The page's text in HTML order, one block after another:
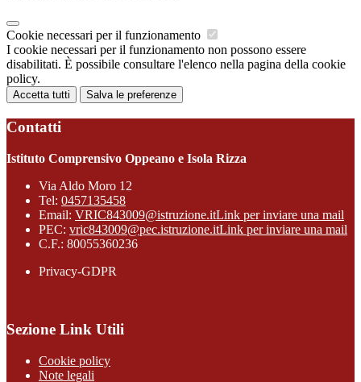
Cookie necessari per il funzionamento
I cookie necessari per il funzionamento non possono essere
disabilitati. È possibile consultare l'elenco nella pagina della cookie
policy.
Accetta tutti Salva le preferenze
Contatti
Istituto Comprensivo Oppeano e Isola Rizza
Via Aldo Moro 12
Tel: 0457135458
Email: VRIC843009@istruzione.itLink per inviare una mail
PEC: vric843009@pec.istruzione.itLink per inviare una mail
C.F.: 80055360236
Privacy-GDPR
Sezione Link Utili
Cookie policy
Note legali